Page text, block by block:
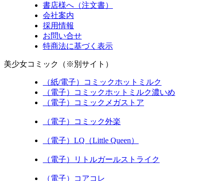
書店様へ（注文書）
会社案内
採用情報
お問い合せ
特商法に基づく表示
美少女コミック（※別サイト）
（紙/電子）コミックホットミルク
（電子）コミックホットミルク濃いめ
（電子）コミックメガストア
（電子）コミック外楽
（電子）LQ（Little Queen）
（電子）リトルガールストライク
（電子）コアコレ